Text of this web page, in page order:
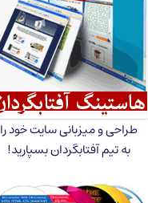
طراحی و میزبانی سایت خود را
به تیم آفتابگردان بسپارید!